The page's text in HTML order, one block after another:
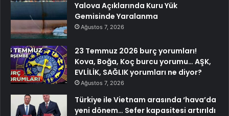
Yalova Açıklarında Kuru Yük
Gemisinde Yaralanma
Ağustos 7, 2026
23 Temmuz 2026 burç yorumları!
Kova, Boğa, Koç burcu yorumu… AŞK,
EVLİLİK, SAĞLIK yorumları ne diyor?
Ağustos 7, 2026
Türkiye ile Vietnam arasında ‘hava’da
yeni dönem… Sefer kapasitesi artırıldı